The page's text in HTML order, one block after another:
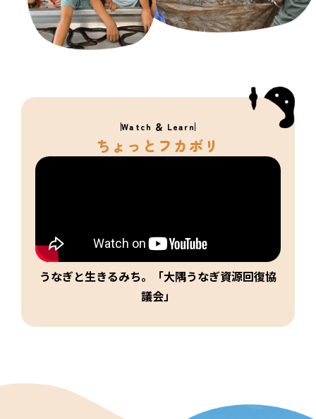
Watch ＆ Learn
ちょっとフカボリ
うなぎと生きるみち。「大隅うなぎ資源回復協
議会」